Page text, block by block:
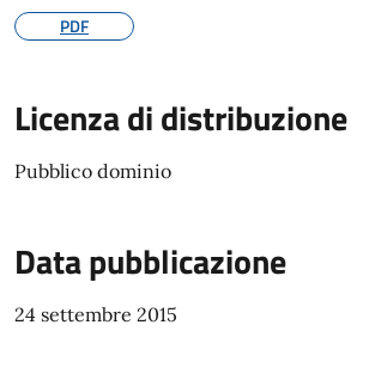
PDF
Licenza di distribuzione
Pubblico dominio
Data pubblicazione
24 settembre 2015